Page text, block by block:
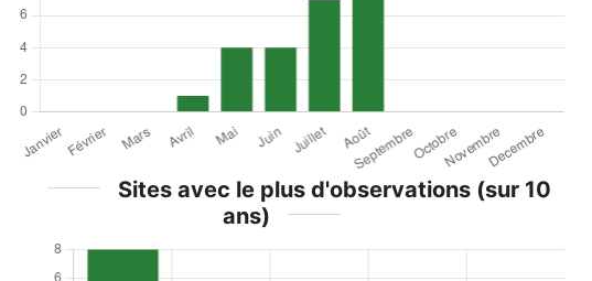
Sites avec le plus d'observations (sur 10
ans)